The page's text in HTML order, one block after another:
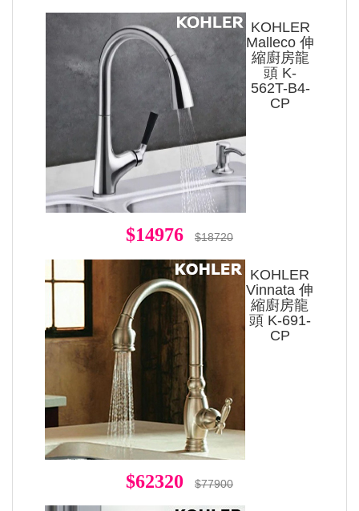
KOHLER
Malleco 伸
縮廚房龍
頭 K-
562T-B4-
CP
$14976 $18720
KOHLER
Vinnata 伸
縮廚房龍
頭 K-691-
CP
$62320 $77900